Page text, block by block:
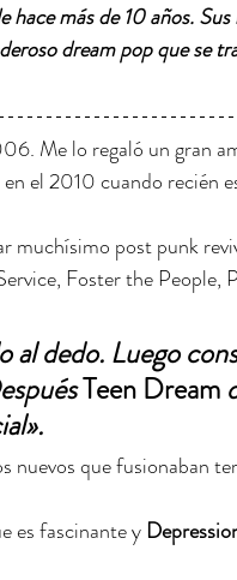
más de 10 años.
dream pop que se
Me lo regaló un gran
el 2010 cuando recién
muchísimo post punk
Foster the
al dedo. Luego
Teen Dream
nuevos que fusionaban
es fascinante y